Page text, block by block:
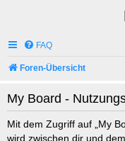
FAQ
Foren-Übersicht
My Board -
Mit dem Zugriff auf „My
wird zwischen dir und